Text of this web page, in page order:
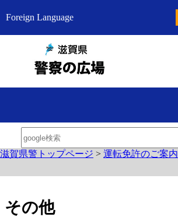
Foreign Language
滋賀県警トップページ > 運転免許のご案内
その他